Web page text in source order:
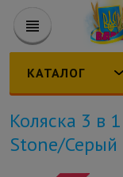
КАТАЛОГ
Коляска 3 в
Stone/Серый